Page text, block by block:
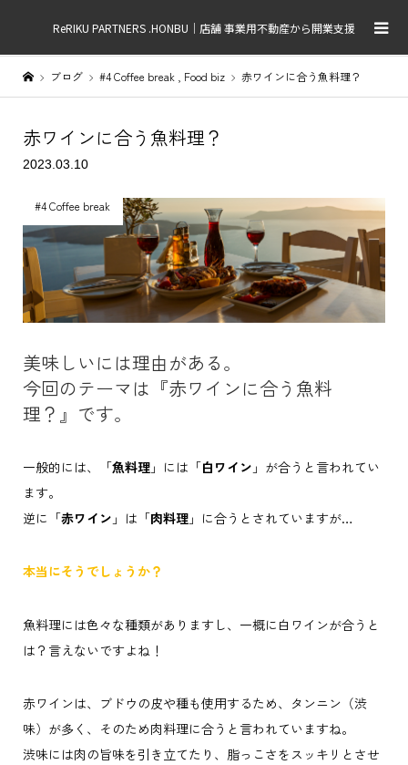
ReRIKU PARTNERS .HONBU｜店舗 事業用不動産から開業支援
ブログ #4 Coffee break Food biz 赤ワインに合う魚料理？
赤ワインに合う魚料理？
2023.03.10
#4 Coffee break
美味しいには理由がある。
今回のテーマは『赤ワインに合う魚料
理？』です。
一般的には、「魚料理」には「白ワイン 」が合うと言われてい
ます。
逆に「赤ワイン 」は「肉料理」に合うとされていますが…
本当にそうでしょうか？
魚料理には色々な種類がありますし、一概に白ワインが合うと
は？言えないですよね！
赤ワインは、ブドウの皮や種も使用するため、タンニン（渋
味）が多く、そのため肉料理に合うと言われていますね。
渋味には肉の旨味を引き立てたり、脂っこさをスッキリとさせ